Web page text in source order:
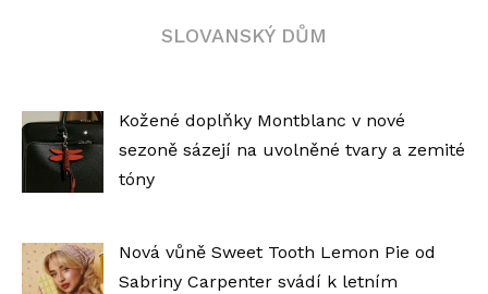
SLOVANSKÝ DŮM
Kožené doplňky Montblanc v nové
sezoně sázejí na uvolněné tvary a zemité
tóny
Nová vůně Sweet Tooth Lemon Pie od
Sabriny Carpenter svádí k letním